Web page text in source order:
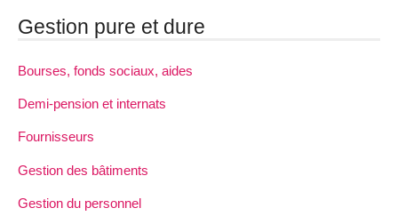
Gestion pure et dure
Bourses, fonds sociaux, aides
Demi-pension et internats
Fournisseurs
Gestion des bâtiments
Gestion du personnel